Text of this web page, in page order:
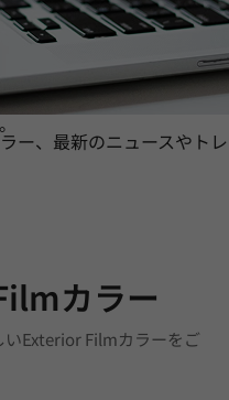
ー、最新のニュースやト
カラー
Exterior Filmカラーをご